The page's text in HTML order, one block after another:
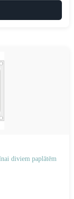
diviem paplātēm